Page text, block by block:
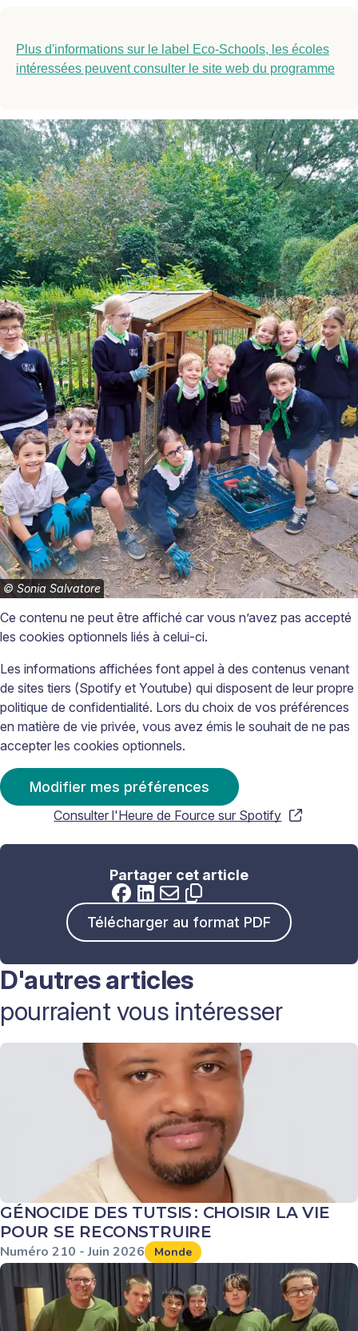
Plus d'informations sur le label Eco-Schools, les écoles
intéressées peuvent consulter le site web du programme
© Sonia Salvatore
Ce contenu ne peut être affiché car vous n’avez pas accepté
les cookies optionnels liés à celui-ci.
Les informations affichées font appel à des contenus venant
de sites tiers (Spotify et Youtube) qui disposent de leur propre
politique de confidentialité. Lors du choix de vos préférences
en matière de vie privée, vous avez émis le souhait de ne pas
accepter les cookies optionnels.
Modifier mes préférences
Consulter l'Heure de Fource sur Spotify
Partager cet article
Télécharger au format PDF
D'autres articles
pourraient vous intéresser
GÉNOCIDE DES TUTSIS : CHOISIR LA VIE
POUR SE RECONSTRUIRE
Numéro 210 - Juin 2026 Monde